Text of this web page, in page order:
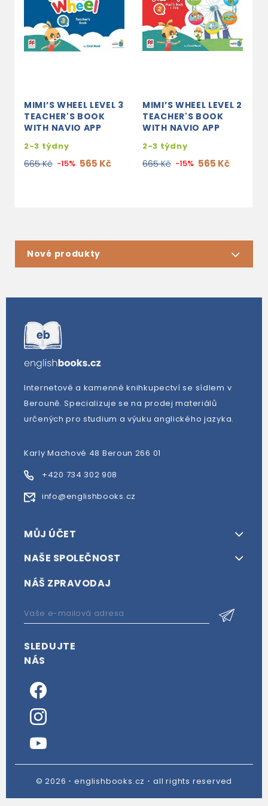
MIMI’S WHEEL LEVEL 3
TEACHER'S BOOK
WITH NAVIO APP
2-3 týdny
665 Kč -15% 565 Kč
MIMI’S WHEEL LEVEL 2
TEACHER'S BOOK
WITH NAVIO APP
2-3 týdny
665 Kč -15% 565 Kč
Nové produkty
Internetové a kamenné knihkupectví se sídlem v
Berouně. Specializuje se na prodej materiálů
určených pro studium a výuku anglického jazyka.
Karly Machové 48 Beroun 266 01
+420 734 302 908
info@englishbooks.cz
MŮJ ÚČET
NAŠE SPOLEČNOST
NÁŠ ZPRAVODAJ
SLEDUJTE
NÁS
© 2026・englishbooks.cz・all rights reserved